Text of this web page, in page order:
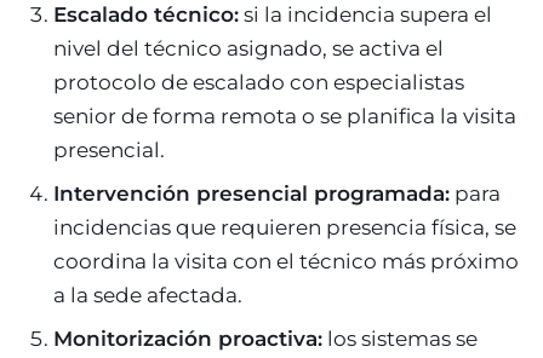
Escalado técnico: si la incidencia supera el
nivel del técnico asignado, se activa el
protocolo de escalado con especialistas
senior de forma remota o se planifica la visita
presencial.
Intervención presencial programada: para
incidencias que requieren presencia física, se
coordina la visita con el técnico más próximo
a la sede afectada.
Monitorización proactiva: los sistemas se